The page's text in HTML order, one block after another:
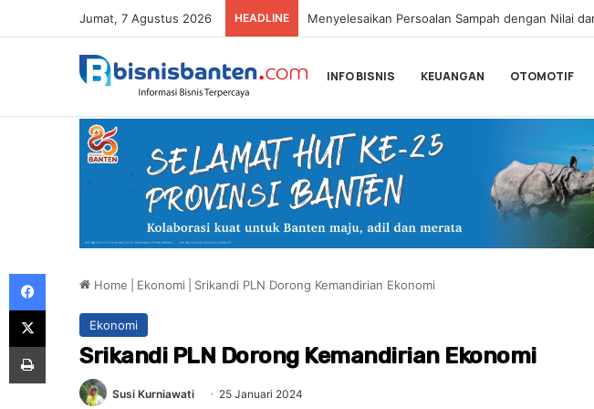
Jumat, 7 Agustus 2026 HEADLINE
INFO BISNIS KEUANGAN OTOMOTIF
Home Ekonomi Srikandi PLN Dorong Kemandirian Ekonomi
Ekonomi
Srikandi PLN Dorong Kemandirian Ekonomi
Susi Kurniawati 25 Januari 2024